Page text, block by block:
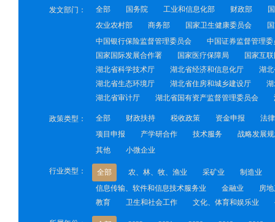
发文部门： 全部 国务院 工业和信息化部 财政部
农业农村部
商务部 国家卫生健康委员会
中国银行保险监督管理委员会
中国证券监督管理委
国家国际发展合作署
国家医疗保障局
国家互
湖北省科学技术厅
湖北省经济和信息化厅
湖
湖北省生态环境厅
湖北省住房和城乡建设厅
湖北省审计厅
湖北省国有资产监督管理委员会
政策类型： 全部 财政扶持 税收政策 资金申报
法
项目申报
产学研合作 技术服务
战略发展
其他
小微企业
行业类型： 全部 农、林、牧、渔业 采矿业
制造业
信息传输、软件和信息技术服务业
金融业
房
教育
卫生和社会工作 文化、体育和娱乐业